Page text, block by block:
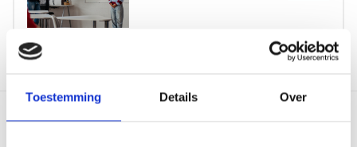
Toestemming Details Over
AI in jouw onderwijs – Inspiratie & de basis
in
jouw
onderwijs
Inspiratie
&